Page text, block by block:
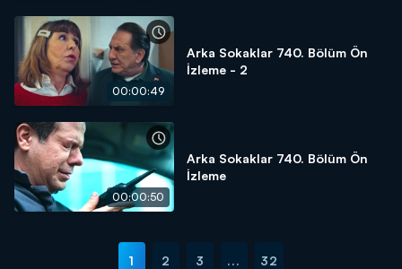
00:00:49
Arka Sokaklar 740. Bölüm Ön
İzleme - 2
00:00:50
Arka Sokaklar 740. Bölüm Ön
İzleme
1 2 3 ... 32